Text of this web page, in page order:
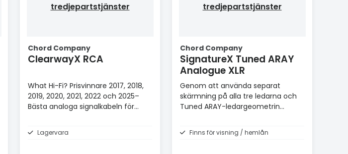
tredjepartstjänster
Chord Company
ClearwayX RCA
What Hi-Fi? Prisvinnare 2017, 2018,
2019, 2020, 2021, 2022 och 2025–
Bästa analoga signalkabeln för
Lagervara
tredjepartstjänster
Chord Company
SignatureX Tuned ARAY
Analogue XLR
Genom att använda separat
skärmning på alla tre ledarna och
Tuned ARAY-ledargeometrin
musikaliskt transparent kabel
Finns för visning / hemlån